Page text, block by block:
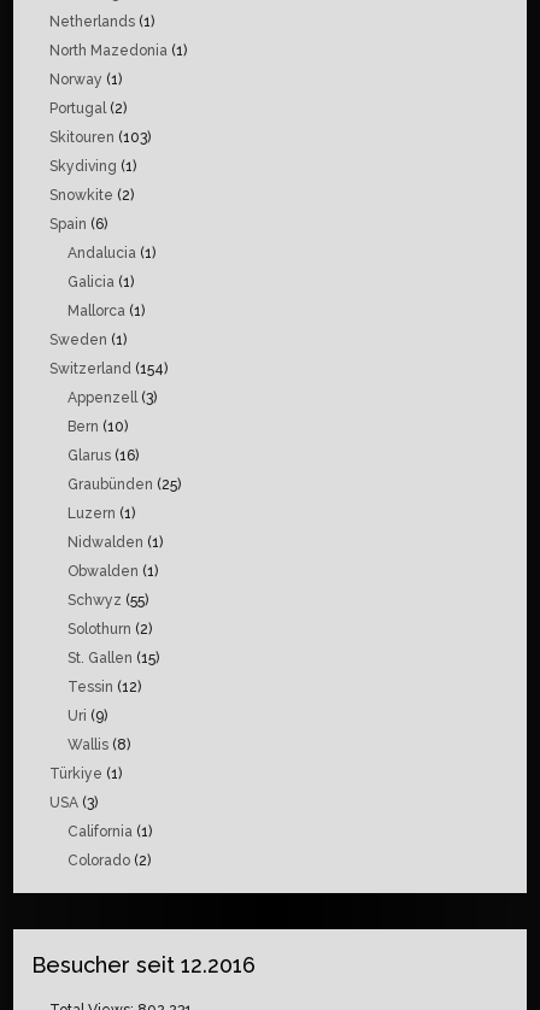
Netherlands (1)
North Mazedonia (1)
Norway (1)
Portugal(2)
Skitouren (103)
Skydiving (1)
Snowkite (2)
Spain (6)
Andalucia (1)
Galicia (1)
Mallorca (1)
Sweden (1)
Switzerland (154)
Appenzell(3)
Bern (10)
Glarus (16)
Graubünden (25)
Luzern (1)
Nidwalden (1)
Obwalden (1)
Schwyz (55)
Solothurn (2)
St. Gallen (15)
Tessin (12)
Uri (9)
Wallis (8)
Türkiye (1)
USA (3)
California (1)
Colorado (2)
Besucher seit 12.2016